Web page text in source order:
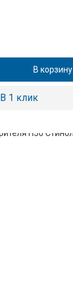
В корзину
В 1 клик